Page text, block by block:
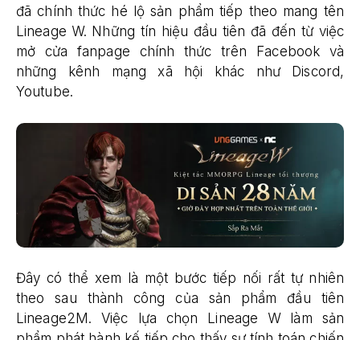
đã chính thức hé lộ sản phẩm tiếp theo mang tên
Lineage W. Những tín hiệu đầu tiên đã đến từ việc
mở cửa fanpage chính thức trên Facebook và
những kênh mạng xã hội khác như Discord,
Youtube.
Đây có thể xem là một bước tiếp nối rất tự nhiên
theo sau thành công của sản phẩm đầu tiên
Lineage2M. Việc lựa chọn Lineage W làm sản